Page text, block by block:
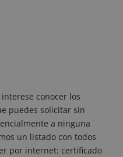
conocer los
puedes solicitar sin
a ninguna
un listado con todos
por internet: certificado